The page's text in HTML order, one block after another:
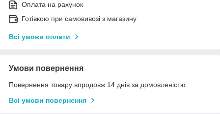
Оплата на рахунок
Готівкою при самовивозі з магазину
Всі умови оплати
Умови повернення
Повернення товару впродовж 14 днів за домовленістю
Всі умови повернення